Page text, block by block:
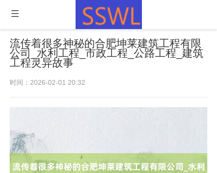
流传着很多神秘的合肥坤莱建筑工程有限
公司_水利工程_市政工程_公路工程_建筑
工程灵异故事
时间：2026-02-01 20:32